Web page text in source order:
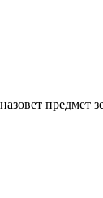
предмет